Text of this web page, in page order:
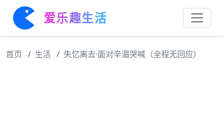
爱乐趣生活
首页 生活 失忆离去·面对辛湄哭喊（全程无回应）